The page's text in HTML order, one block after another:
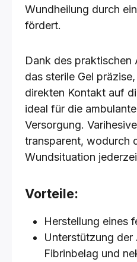
Wundheilung durch
fördert.
Dank des praktischen
das sterile Gel
direkten Kontakt auf
ideal für die
Versorgung.
transparent, wodurch
Wundsituation
Vorteile:
Herstellung eines
Unterstützung der
Fibrinbelag und